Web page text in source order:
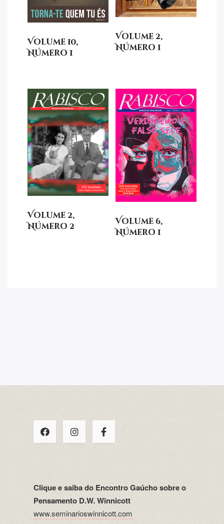
Volume 10,
Número 1
Volume 2,
Número 1
Volume 2,
Número 2
Volume 6,
Número 1
Clique e saiba do Encontro Gaúcho sobre o
Pensamento D.W. Winnicott
www.seminarioswinnicott.com